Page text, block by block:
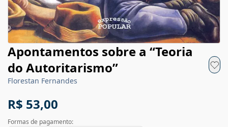
Apontamentos sobre a “Teoria
do Autoritarismo”
Florestan Fernandes
R$ 53,00
Formas de pagamento: